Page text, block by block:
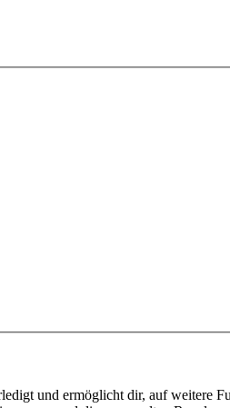
und ermöglicht dir, auf weitere